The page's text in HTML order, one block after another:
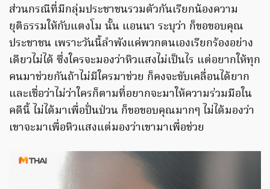
ส่วนกรณีที่มีกลุ่มประชาชนรวมตัวกันเรียกน้องความ
ยุติธรรมให้กับแตงโม นั้น แอนนา ระบุว่า ก็ขอขอบคุณ
ประชาชน เพราะวันนี้ลำพังแค่พวกตนเองเรียกร้องอย่าง
เดียวไม่ได้ ซึ่งใครจะมองว่าหิวแสงไม่เป็นไร แต่อยากให้ทุก
คนมาช่วยกันถ้าไม่มีใครมาช่วย ก็คงจะขับเคลื่อนได้ยาก
และเชื่อว่าไม่ว่าใครก็ตามที่อยากจะมาให้ความร่วมมือใน
คดีนี้ ไม่ได้มาเพื่อปั่นป่วน ก็ขอขอบคุณมากๆ ไม่ได้มองว่า
เขาจะมาเพื่อหิวแสงแต่มองว่าเขามาเพื่อช่วย